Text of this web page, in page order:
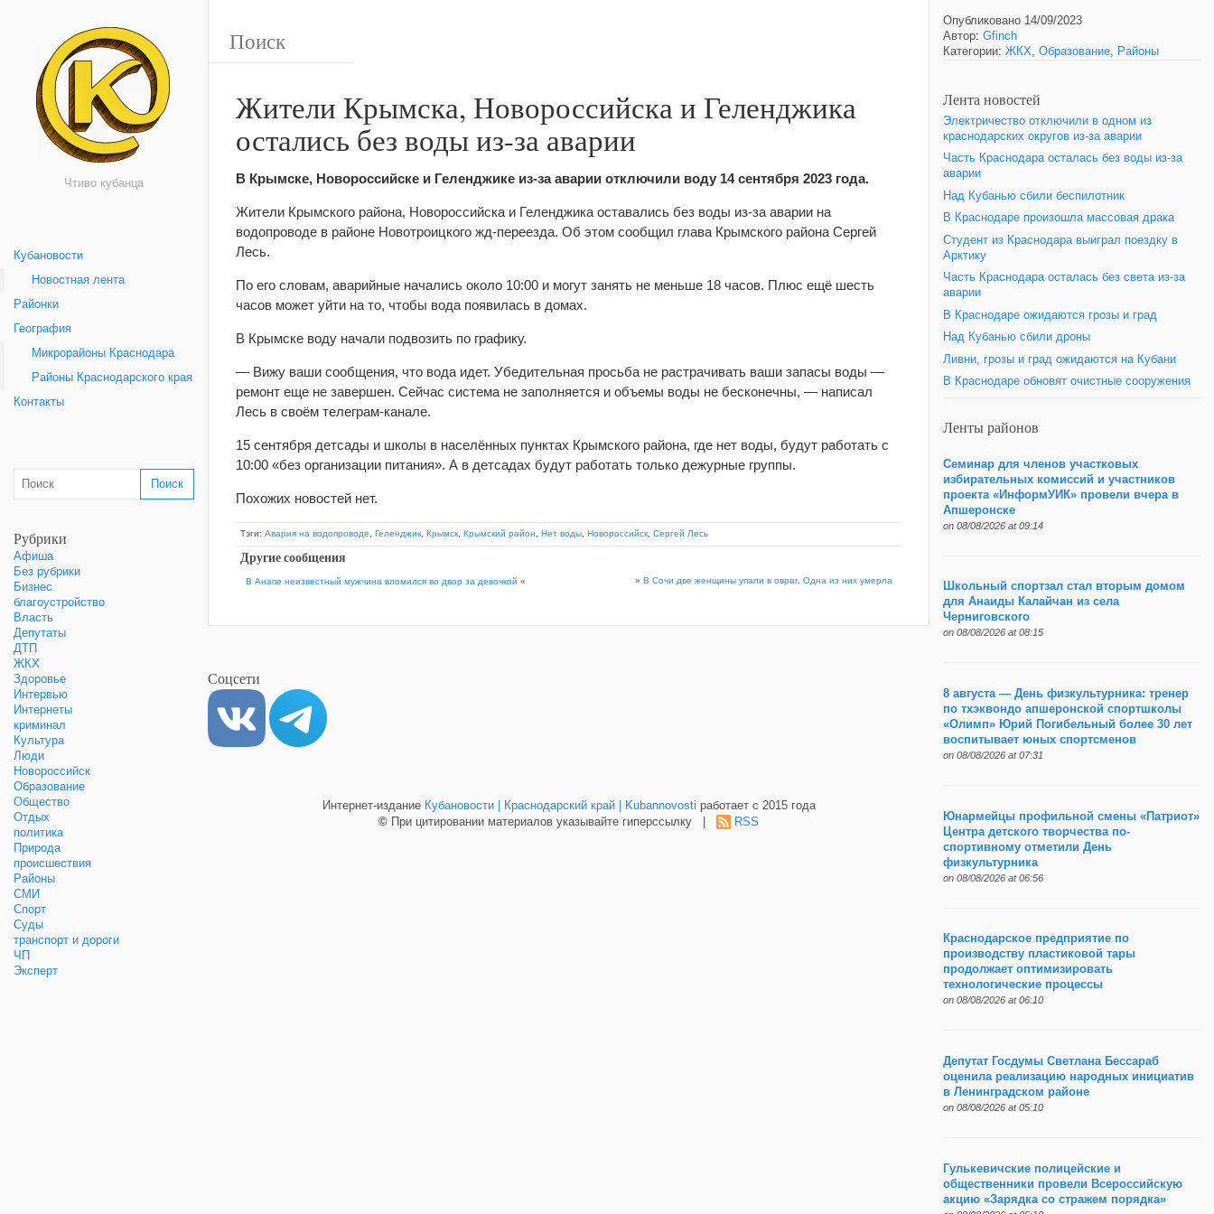
Чтиво кубанца
Кубановости
Новостная лента
Районки
География
Микрорайоны Краснодара
Районы Краснодарского края
Контакты
Рубрики
Афиша
Без рубрики
Бизнес
благоустройство
Власть
Депутаты
ДТП
ЖКХ
Здоровье
Интервью
Интернеты
криминал
Культура
Люди
Новороссийск
Образование
Общество
Отдых
политика
Природа
происшествия
Районы
СМИ
Спорт
Суды
транспорт и дороги
ЧП
Эксперт
Жители Крымска, Новороссийска и Геленджика
остались без воды из-за аварии
В Крымске, Новороссийске и Геленджике из-за аварии отключили воду 14 сентября 2023 года.
Жители Крымского района, Новороссийска и Геленджика оставались без воды из-за аварии на
водопроводе в районе Новотроицкого жд-переезда. Об этом сообщил глава Крымского района Сергей
Лесь.
По его словам, аварийные начались около 10:00 и могут занять не меньше 18 часов. Плюс ещё шесть
часов может уйти на то, чтобы вода появилась в домах.
В Крымске воду начали подвозить по графику.
— Вижу ваши сообщения, что вода идет. Убедительная просьба не растрачивать ваши запасы воды —
ремонт еще не завершен. Сейчас система не заполняется и объемы воды не бесконечны, — написал
Лесь в своём телеграм-канале.
15 сентября детсады и школы в населённых пунктах Крымского района, где нет воды, будут работать с
10:00 «без организации питания». А в детсадах будут работать только дежурные группы.
Похожих новостей нет.
Тэги: Авария на водопроводе Геленджик Крымск Крымский район Нет воды Новороссийск Сергей Лесь
Другие сообщения
В Анапе неизвестный мужчина вломился во двор за девочкой « » В Сочи две женщины упали в овраг. Одна из них умерла
Опубликовано 14/09/2023
Автор: Gfinch
Категории: ЖКХ, Образование, Районы
Лента новостей
Электричество отключили в одном из
краснодарских округов из-за аварии
Часть Краснодара осталась без воды из-за
аварии
Над Кубанью сбили беспилотник
В Краснодаре произошла массовая драка
Студент из Краснодара выиграл поездку в
Арктику
Часть Краснодара осталась без света из-за
аварии
В Краснодаре ожидаются грозы и град
Над Кубанью сбили дроны
Ливни, грозы и град ожидаются на Кубани
В Краснодаре обновят очистные сооружения
Ленты районов
Семинар для членов участковых
избирательных комиссий и участников
проекта «ИнформУИК» провели вчера в
Апшеронске
on 08/08/2026 at 09:14
Школьный спортзал стал вторым домом
для Анаиды Калайчан из села
Черниговского
on 08/08/2026 at 08:15
8 августа — День физкультурника: тренер
по тхэквондо апшеронской спортшколы
«Олимп» Юрий Погибельный более 30 лет
воспитывает юных спортсменов
on 08/08/2026 at 07:31
Юнармейцы профильной смены «Патриот»
Центра детского творчества по-
спортивному отметили День
физкультурника
on 08/08/2026 at 06:56
Краснодарское предприятие по
производству пластиковой тары
продолжает оптимизировать
технологические процессы
on 08/08/2026 at 06:10
Депутат Госдумы Светлана Бессараб
оценила реализацию народных инициатив
в Ленинградском районе
on 08/08/2026 at 05:10
Гулькевичские полицейские и
общественники провели Всероссийскую
акцию «Зарядка со стражем порядка»
Соцсети
Интернет-издание Кубановости | Краснодарский край | Kubannovosti работает с 2015 года
© При цитировании материалов указывайте гиперссылку | RSS